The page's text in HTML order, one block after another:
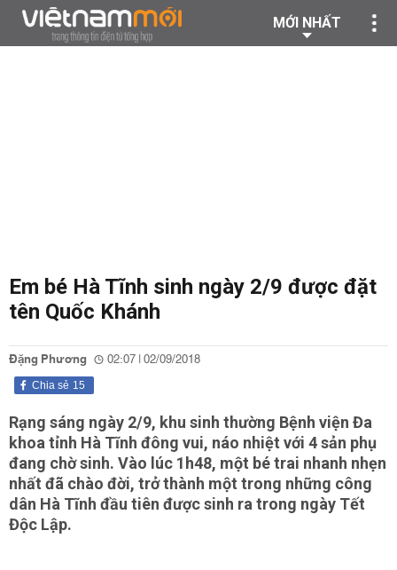
MỚI NHẤT
Em bé Hà Tĩnh sinh ngày 2/9 được đặt
tên Quốc Khánh
Đặng Phương 02:07 | 02/09/2018
15
Chia sẻ
Rạng sáng ngày 2/9, khu sinh thường Bệnh viện Đa
khoa tỉnh Hà Tĩnh đông vui, náo nhiệt với 4 sản phụ
đang chờ sinh. Vào lúc 1h48, một bé trai nhanh nhẹn
nhất đã chào đời, trở thành một trong những công
dân Hà Tĩnh đầu tiên được sinh ra trong ngày Tết
Độc Lập.